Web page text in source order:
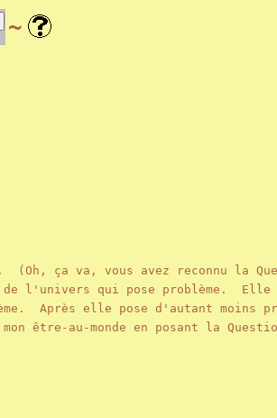
~
ça va, vous avez reconnu la
l'univers qui pose problème. Elle
Après elle pose d'autant moins
être-au-monde en posant la